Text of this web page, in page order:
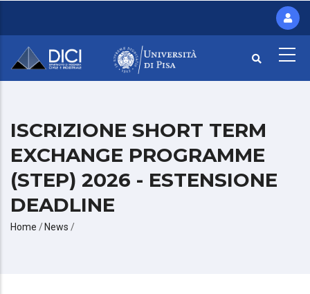
contenuto
principale
ISCRIZIONE SHORT TERM
EXCHANGE PROGRAMME
(STEP) 2026 - ESTENSIONE
DEADLINE
Briciole
Home / News /